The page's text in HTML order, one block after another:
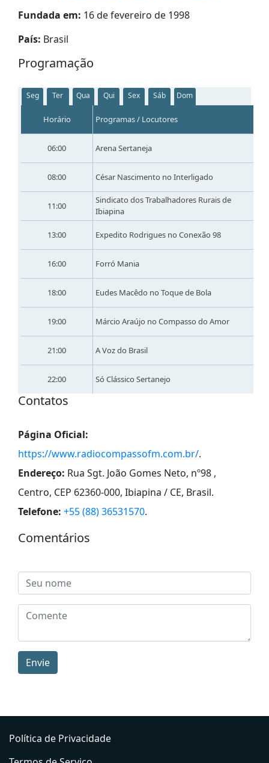
Fundada em: 16 de fevereiro de 1998
País: Brasil
Programação
Seg Ter Qua Qui Sex Sáb Dom
Horário Programas / Locutores
06:00 Arena Sertaneja
08:00 César Nascimento no Interligado
11:00
Sindicato dos Trabalhadores Rurais de
Ibiapina
13:00 Expedito Rodrigues no Conexão 98
16:00 Forró Mania
18:00 Eudes Macêdo no Toque de Bola
19:00 Márcio Araújo no Compasso do Amor
21:00 A Voz do Brasil
22:00 Só Clássico Sertanejo
Contatos
Página Oficial:
https://www.radiocompassofm.com.br/.
Endereço: Rua Sgt. João Gomes Neto, nº98 ,
Centro, CEP 62360-000, Ibiapina / CE, Brasil.
Telefone: +55 (88) 36531570.
Comentários
Envie
Política de Privacidade